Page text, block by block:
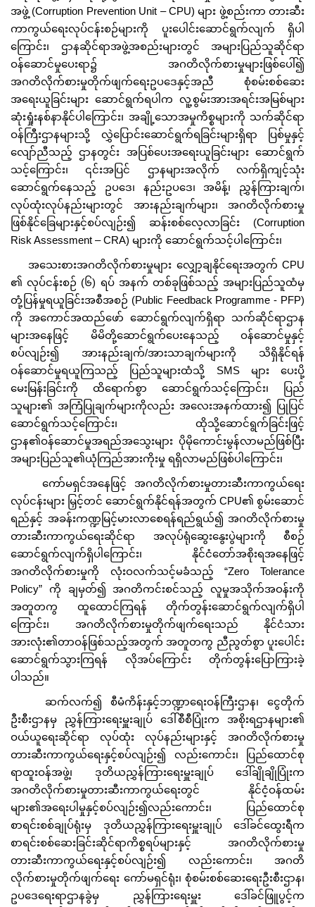
အဖွဲ့ (Corruption Prevention Unit – CPU) များ ဖွဲ့စည်းကာ တားဆီး
ကာကွယ်ရေးလုပ်ငန်းစဉ်များကို ပူးပေါင်းဆောင်ရွက်လျက် ရှိပါ
ကြောင်း၊ ဌာနဆိုင်ရာအဖွဲ့အစည်းများတွင် အများပြည်သူဆိုင်ရာ
ဝန်ဆောင်မှုပေးရာ၌ အဂတိလိုက်စားမှုများဖြစ်ပေါ်၍
အဂတိလိုက်စားမှုတိုက်ဖျက်ရေးဥပဒေနှင့်အညီ စုံစမ်းစစ်ဆေး
အရေးယူခြင်းများ ဆောင်ရွက်ရပါက လူ့စွမ်းအားအရင်းအမြစ်များ
ဆုံးရှုံးနစ်နာနိုင်ပါကြောင်း၊ အချို့သောအမှုကိစ္စများကို သက်ဆိုင်ရာ
ဝန်ကြီးဌာနများသို့ လွှဲပြောင်းဆောင်ရွက်ရခြင်းများရှိရာ ပြစ်မှုနှင့်
လျော်ညီသည့် ဌာနတွင်း အပြစ်ပေးအရေးယူခြင်းများ ဆောင်ရွက်
သင့်ကြောင်း၊ ၎င်းအပြင် ဌာနများအလိုက် လက်ရှိကျင့်သုံး
ဆောင်ရွက်နေသည့် ဥပဒေ၊ နည်းဥပဒေ၊ အမိန့်၊ ညွှန်ကြားချက်၊
လုပ်ထုံးလုပ်နည်းများတွင် အားနည်းချက်များ၊ အဂတိလိုက်စားမှု
ဖြစ်နိုင်ခြေများနှင့်စပ်လျဉ်း၍ ဆန်းစစ်လေ့လာခြင်း (Corruption
Risk Assessment – CRA) များကို ဆောင်ရွက်သင့်ပါကြောင်း၊
အသေးစားအဂတိလိုက်စားမှုများ လျှော့ချနိုင်ရေးအတွက် CPU
၏ လုပ်ငန်းစဉ် (၆) ရပ် အနက် တစ်ခုဖြစ်သည့် အများပြည်သူထံမှ
တုံ့ပြန်မှုရယူခြင်းအစီအစဉ် (Public Feedback Programme - PFP)
ကို အကောင်အထည်ဖော် ဆောင်ရွက်လျက်ရှိရာ သက်ဆိုင်ရာဌာန
များအနေဖြင့် မိမိတို့ဆောင်ရွက်ပေးနေသည့် ဝန်ဆောင်မှုနှင့်
စပ်လျဉ်း၍ အားနည်းချက်/အားသာချက်များကို သိရှိနိုင်ရန်
ဝန်ဆောင်မှုရယူကြသည့် ပြည်သူများထံသို့ SMS များ ပေးပို့
မေးမြန်းခြင်းကို ထိရောက်စွာ ဆောင်ရွက်သင့်ကြောင်း၊ ပြည်
သူများ၏ အကြံပြုချက်များကိုလည်း အလေးအနက်ထား၍ ပြုပြင်
ဆောင်ရွက်သင့်ကြောင်း၊ ထိုသို့ဆောင်ရွက်ခြင်းဖြင့်
ဌာန၏ဝန်ဆောင်မှုအရည်အသွေးများ ပိုမိုကောင်းမွန်လာမည်ဖြစ်ပြီး
အများပြည်သူ၏ယုံကြည်အားကိုးမှု ရရှိလာမည်ဖြစ်ပါကြောင်း၊
ကော်မရှင်အနေဖြင့် အဂတိလိုက်စားမှုတားဆီးကာကွယ်ရေး
လုပ်ငန်းများ မြှင့်တင် ဆောင်ရွက်နိုင်ရန်အတွက် CPU၏ စွမ်းဆောင်
ရည်နှင့် အခန်းကဏ္ဍမြင့်မားလာစေရန်ရည်ရွယ်၍ အဂတိလိုက်စားမှု
တားဆီးကာကွယ်ရေးဆိုင်ရာ အလုပ်ရုံဆွေးနွေးပွဲများကို စီစဉ်
ဆောင်ရွက်လျက်ရှိပါကြောင်း၊ နိုင်ငံတော်အစိုးရအနေဖြင့်
အဂတိလိုက်စားမှုကို လုံးဝလက်သင့်မခံသည့် “Zero Tolerance
Policy” ကို ချမှတ်၍ အဂတိကင်းစင်သည့် လူမှုအသိုက်အဝန်းကို
အတူတကွ ထူထောင်ကြရန် တိုက်တွန်းဆောင်ရွက်လျက်ရှိပါ
ကြောင်း၊ အဂတိလိုက်စားမှုတိုက်ဖျက်ရေးသည် နိုင်ငံသား
အားလုံး၏တာဝန်ဖြစ်သည့်အတွက် အတူတကွ ညီညွတ်စွာ ပူးပေါင်း
ဆောင်ရွက်သွားကြရန် လိုအပ်ကြောင်း တိုက်တွန်းပြောကြားခဲ့
ပါသည်။
ဆက်လက်၍ စီမံကိန်းနှင့်ဘဏ္ဍာရေးဝန်ကြီးဌာန၊ ငွေတိုက်
ဦးစီးဌာနမှ ညွှန်ကြားရေးမှူးချုပ် ဒေါ်စီစီပြုံးက အစိုးရဌာနများ၏
ဝယ်ယူရေးဆိုင်ရာ လုပ်ထုံး လုပ်နည်းများနှင့် အဂတိလိုက်စားမှု
တားဆီးကာကွယ်ရေးနှင့်စပ်လျဉ်း၍ လည်းကောင်း၊ ပြည်ထောင်စု
ရာထူးဝန်အဖွဲ့၊ ဒုတိယညွှန်ကြားရေးမှူးချုပ် ဒေါ်ချိုချိုပြုံးက
အဂတိလိုက်စားမှုတားဆီးကာကွယ်ရေးတွင် နိုင်ငံ့ဝန်ထမ်း
များ၏အရေးပါမှုနှင့်စပ်လျဉ်း၍လည်းကောင်း၊ ပြည်ထောင်စု
စာရင်းစစ်ချုပ်ရုံးမှ ဒုတိယညွှန်ကြားရေးမှူးချုပ် ဒေါ်ခင်ထွေးရီက
စာရင်းစစ်ဆေးခြင်းဆိုင်ရာကိစ္စရပ်များနှင့် အဂတိလိုက်စားမှု
တားဆီးကာကွယ်ရေးနှင့်စပ်လျဉ်း၍ လည်းကောင်း၊ အဂတိ
လိုက်စားမှုတိုက်ဖျက်ရေး ကော်မရှင်ရုံး၊ စုံစမ်းစစ်ဆေးရေးဦးစီးဌာန၊
ဥပဒေရေးရာဌာနခွဲမှ ညွှန်ကြားရေးမှူး ဒေါ်ခင်ဖြူပွင့်က